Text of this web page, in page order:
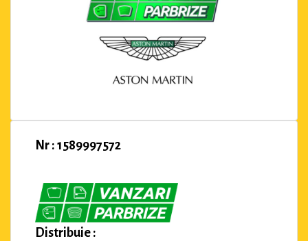
Nr : 1589997572
Distribuie :